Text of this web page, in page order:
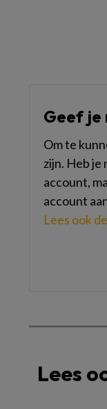
Geef je
Om te
zijn. Heb je
account,
account
Lees ook
Lees